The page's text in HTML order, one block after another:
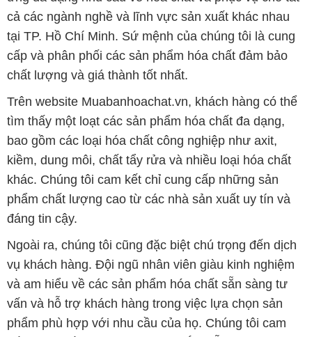
cả các ngành nghề và lĩnh vực sản xuất khác nhau
tại TP. Hồ Chí Minh. Sứ mệnh của chúng tôi là cung
cấp và phân phối các sản phẩm hóa chất đảm bảo
chất lượng và giá thành tốt nhất.
Trên website Muabanhoachat.vn, khách hàng có thể
tìm thấy một loạt các sản phẩm hóa chất đa dạng,
bao gồm các loại hóa chất công nghiệp như axit,
kiềm, dung môi, chất tẩy rửa và nhiều loại hóa chất
khác. Chúng tôi cam kết chỉ cung cấp những sản
phẩm chất lượng cao từ các nhà sản xuất uy tín và
đáng tin cậy.
Ngoài ra, chúng tôi cũng đặc biệt chú trọng đến dịch
vụ khách hàng. Đội ngũ nhân viên giàu kinh nghiệm
và am hiểu về các sản phẩm hóa chất sẵn sàng tư
vấn và hỗ trợ khách hàng trong việc lựa chọn sản
phẩm phù hợp với nhu cầu của họ. Chúng tôi cam